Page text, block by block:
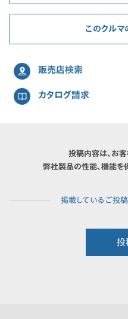
このクルマ
販売店検索
カタログ請求
投稿内容は、お客
弊社製品の性能、機能を
投